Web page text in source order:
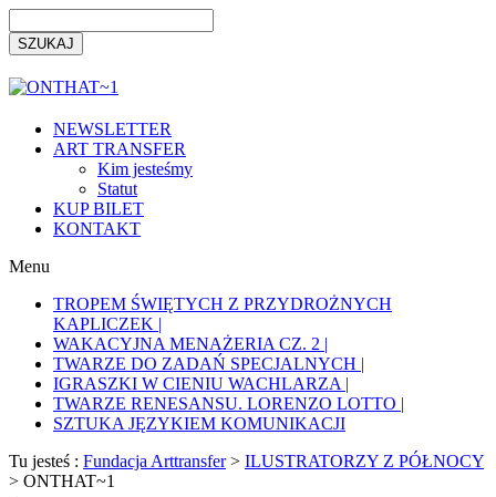
NEWSLETTER
ART TRANSFER
Kim jesteśmy
Statut
KUP BILET
KONTAKT
Menu
TROPEM ŚWIĘTYCH Z PRZYDROŻNYCH
KAPLICZEK |
WAKACYJNA MENAŻERIA CZ. 2 |
TWARZE DO ZADAŃ SPECJALNYCH |
IGRASZKI W CIENIU WACHLARZA |
TWARZE RENESANSU. LORENZO LOTTO |
SZTUKA JĘZYKIEM KOMUNIKACJI
Tu jesteś : Fundacja Arttransfer> ILUSTRATORZY Z PÓŁNOCY
> ONTHAT~1